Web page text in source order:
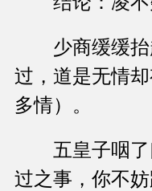
少商缓缓抬
过，道是无情
多情）。
五皇子咽了
过之事，你不